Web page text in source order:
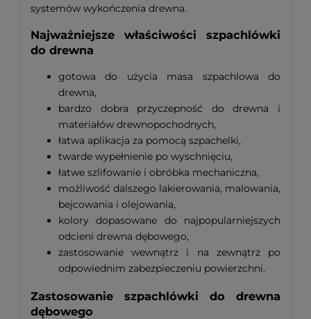
systemów wykończenia drewna.
Najważniejsze właściwości szpachlówki
do drewna
gotowa do użycia masa szpachlowa do
drewna,
bardzo dobra przyczepność do drewna i
materiałów drewnopochodnych,
łatwa aplikacja za pomocą szpachelki,
twarde wypełnienie po wyschnięciu,
łatwe szlifowanie i obróbka mechaniczna,
możliwość dalszego lakierowania, malowania,
bejcowania i olejowania,
kolory dopasowane do najpopularniejszych
odcieni drewna dębowego,
zastosowanie wewnątrz i na zewnątrz po
odpowiednim zabezpieczeniu powierzchni.
Zastosowanie szpachlówki do drewna
dębowego